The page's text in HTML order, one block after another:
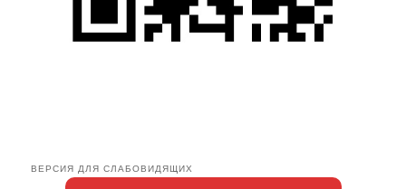
ВЕРСИЯ ДЛЯ СЛАБОВИДЯЩИХ